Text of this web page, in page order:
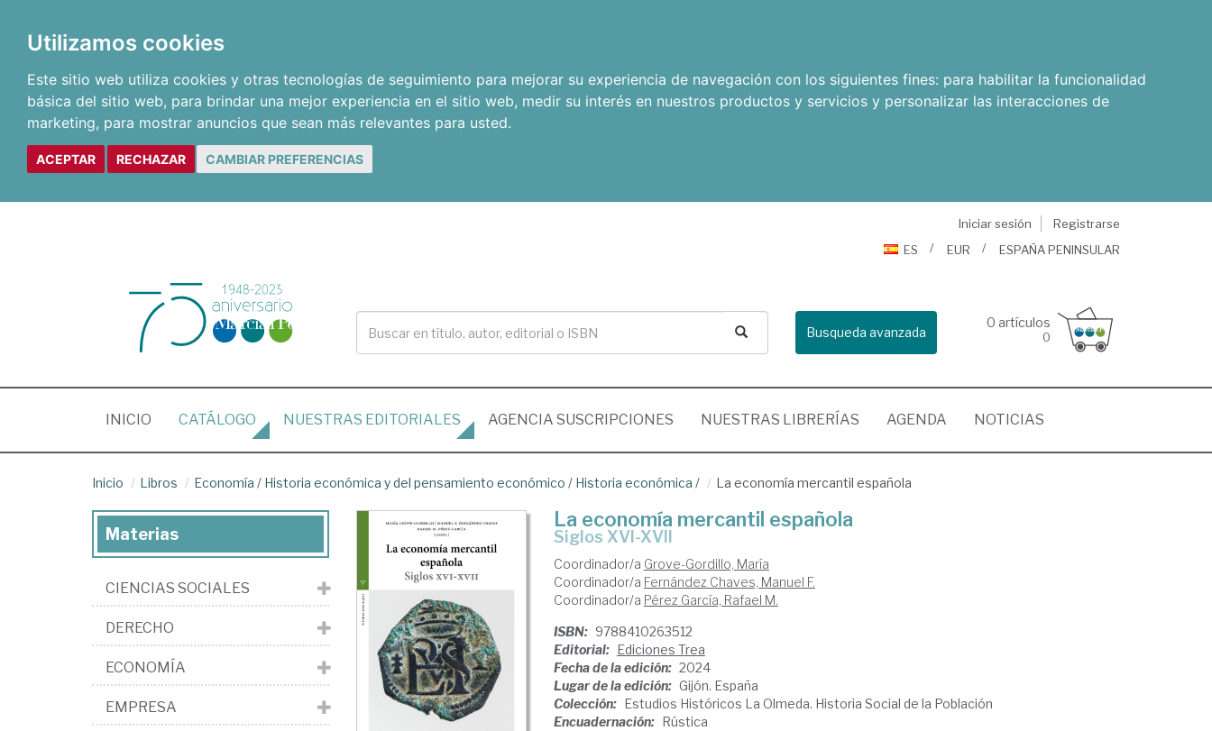
Utilizamos cookies
Este sitio web utiliza cookies y otras tecnologías de seguimiento para mejorar su experiencia de navegación con los siguientes fines: para habilitar la funcionalidad
básica del sitio web, para brindar una mejor experiencia en el sitio web, medir su interés en nuestros productos y servicios y personalizar las interacciones de
marketing, para mostrar anuncios que sean más relevantes para usted.
ACEPTAR RECHAZAR CAMBIAR PREFERENCIAS
Iniciar sesión
Registrarse
ES
EUR ESPAÑA PENINSULAR
Busqueda avanzada
0 artículos
0
INICIO (CURRENT)
CATÁLOGO NUESTRAS EDITORIALES AGENCIA SUSCRIPCIONES NUESTRAS LIBRERÍAS AGENDA NOTICIAS
Inicio Libros Economía / Historia económica y del pensamiento económico / Historia económica / La economía mercantil española
La economía mercantil española
Siglos XVI-XVII
Coordinador/a Grove-Gordillo, María
Coordinador/a Fernández Chaves, Manuel F.
Coordinador/a Pérez García, Rafael M.
ISBN: 9788410263512
Editorial: Ediciones Trea
Fecha de la edición: 2024
Lugar de la edición: Gijón. España
Colección: Estudios Históricos La Olmeda. Historia Social de la Población
Encuadernación: Rústica
Materias
CIENCIAS SOCIALES
DERECHO
ECONOMÍA
EMPRESA